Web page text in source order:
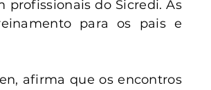
profissionais do Sicredi. As
para os pais e
afirma que os encontros